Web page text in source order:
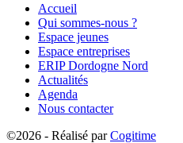
Accueil
Qui sommes-nous ?
Espace jeunes
Espace entreprises
ERIP Dordogne Nord
Actualités
Agenda
Nous contacter
©2026 - Réalisé parCogitime